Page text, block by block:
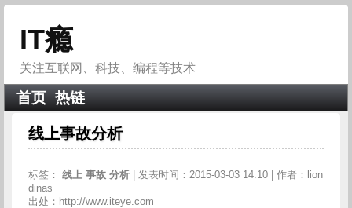
IT瘾
关注互联网、科技、编程等技术
首页 热链
线上事故分析
标签： 线上 事故 分析
| 发表时间：2015-03-03 14:10 | 作者：lion
dinas
出处：http://www.iteye.com